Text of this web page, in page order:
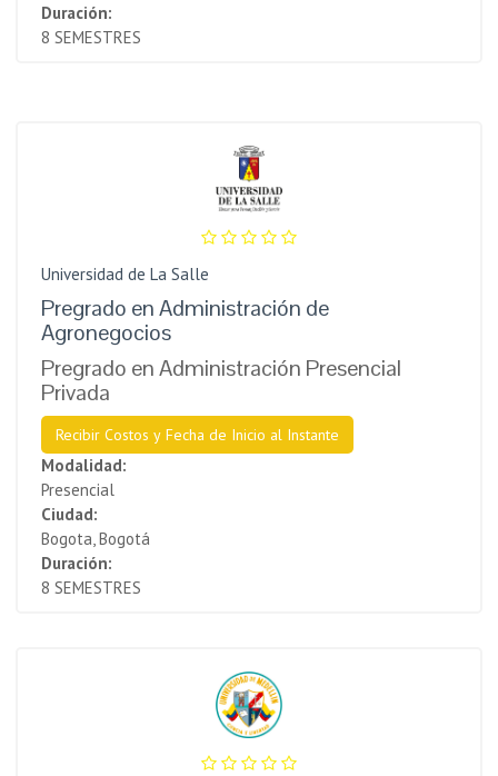
Duración:
8 SEMESTRES
Universidad de La Salle
Pregrado en Administración de
Agronegocios
Pregrado en Administración Presencial
Privada
Recibir Costos y Fecha de Inicio al Instante
Modalidad:
Presencial
Ciudad:
Bogota, Bogotá
Duración:
8 SEMESTRES